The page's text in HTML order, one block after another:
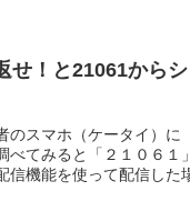
せ！と21061から
のスマホ（ケータイ）
べてみると「２１０６１
信機能を使って配信し